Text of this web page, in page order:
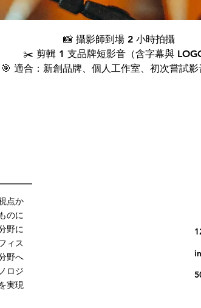
📸 攝影師到場 2 小時拍攝
✂️ 剪輯 1 支品牌短影音（含字幕與
🎯 適合：新創品牌、個人工作室、初次嘗試
点か
のに
野に
ィス
野へ
ロジ
実現